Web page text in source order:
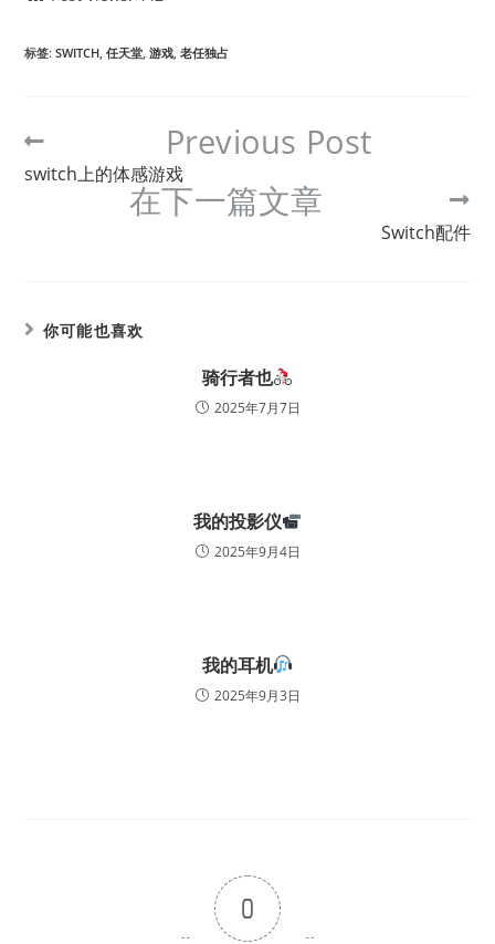
标签:SWITCH 任天堂 游戏 老任独占
Previous Post
switch上的体感游戏
在下一篇文章
Switch配件
你可能也喜欢
骑行者也
2025年7月7日
我的投影仪
2025年9月4日
我的耳机
2025年9月3日
0